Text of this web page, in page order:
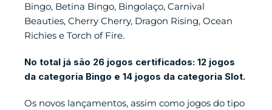
Bingo, Betina Bingo, Bingolaço, Carnival
Beauties, Cherry Cherry, Dragon Rising, Ocean
Richies e Torch of Fire.
No total já são 26 jogos certificados: 12 jogos
da categoria Bingo e 14 jogos da categoria Slot.
Os novos lançamentos, assim como jogos do tipo